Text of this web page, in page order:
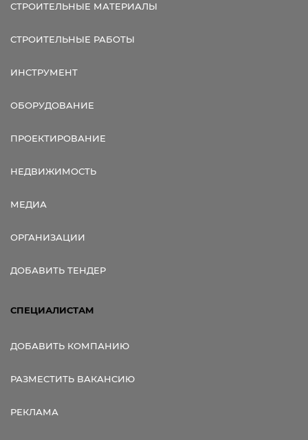
СТРОИТЕЛЬНЫЕ МАТЕРИАЛЫ
СТРОИТЕЛЬНЫЕ РАБОТЫ
ИНСТРУМЕНТ
ОБОРУДОВАНИЕ
ПРОЕКТИРОВАНИЕ
НЕДВИЖИМОСТЬ
МЕДИА
ОРГАНИЗАЦИИ
ДОБАВИТЬ ТЕНДЕР
СПЕЦИАЛИСТАМ
ДОБАВИТЬ КОМПАНИЮ
РАЗМЕСТИТЬ ВАКАНСИЮ
РЕКЛАМА